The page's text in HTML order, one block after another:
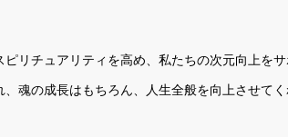
リチュアリティを高め、私たちの次元向上をサ
魂の成長はもちろん、人生全般を向上させてく